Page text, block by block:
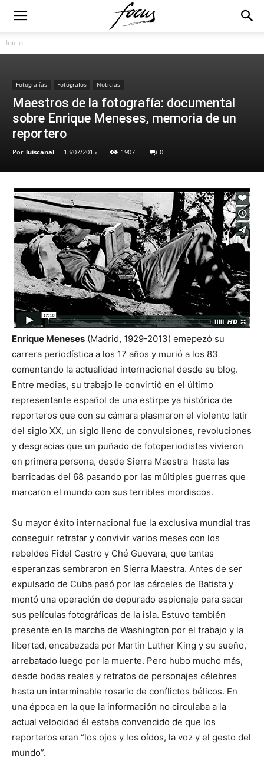
Inicio
Fotografías Fotógrafos Noticias
Maestros de la fotografía: documental
sobre Enrique Meneses, memoria de un
reportero
Por luiscanal - 13/07/2015 1907 0
Enrique Meneses (Madrid, 1929-2013) emepezó su
carrera periodística a los 17 años y murió a los 83
comentando la actualidad internacional desde su blog.
Entre medias, su trabajo le convirtió en el último
representante español de una estirpe ya histórica de
reporteros que con su cámara plasmaron el violento latir
del siglo XX, un siglo lleno de convulsiones, revoluciones
y desgracias que un puñado de fotoperiodistas vivieron
en primera persona, desde Sierra Maestra hasta las
barricadas del 68 pasando por las múltiples guerras que
marcaron el mundo con sus terribles mordiscos.
Su mayor éxito internacional fue la exclusiva mundial tras
conseguir retratar y convivir varios meses con los
rebeldes Fidel Castro y Ché Guevara, que tantas
esperanzas sembraron en Sierra Maestra. Antes de ser
expulsado de Cuba pasó por las cárceles de Batista y
montó una operación de depurado espionaje para sacar
sus películas fotográficas de la isla. Estuvo también
presente en la marcha de Washington por el trabajo y la
libertad, encabezada por Martin Luther King y su sueño,
arrebatado luego por la muerte. Pero hubo mucho más,
desde bodas reales y retratos de personajes célebres
hasta un interminable rosario de conflictos bélicos. En
una época en la que la información no circulaba a la
actual velocidad él estaba convencido de que los
reporteros eran “los ojos y los oídos, la voz y el gesto del
mundo”.